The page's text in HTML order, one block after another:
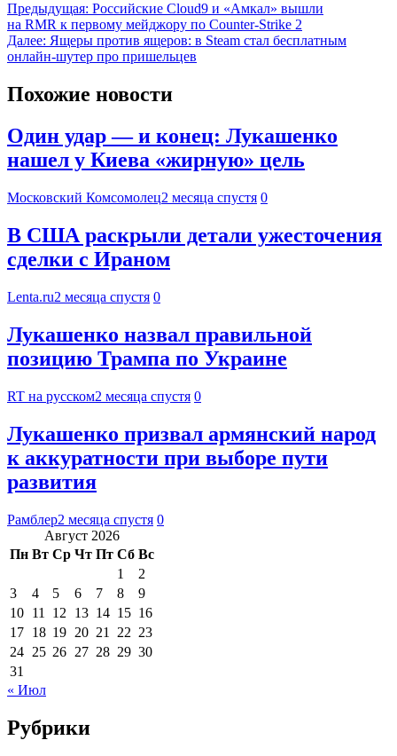
Предыдущая: Российские Cloud9 и «Амкал» вышли
на RMR к первому мейджору по Counter-Strike 2
Далее: Ящеры против ящеров: в Steam стал бесплатным
онлайн-шутер про пришельцев
Похожие новости
Один удар — и конец: Лукашенко
нашел у Киева «жирную» цель
Московский Комсомолец2 месяца спустя 0
В США раскрыли детали ужесточения
сделки с Ираном
Lenta.ru2 месяца спустя 0
Лукашенко назвал правильной
позицию Трампа по Украине
RT на русском2 месяца спустя 0
Лукашенко призвал армянский народ
к аккуратности при выборе пути
развития
Рамблер2 месяца спустя 0
Август 2026
Пн Вт Ср Чт Пт Сб Вс
1
2
3
4 5 6 7 8
9
10 11 12 13 14 15 16
17 18 19 20 21 22 23
24 25 26 27 28 29 30
31
« Июл
Рубрики